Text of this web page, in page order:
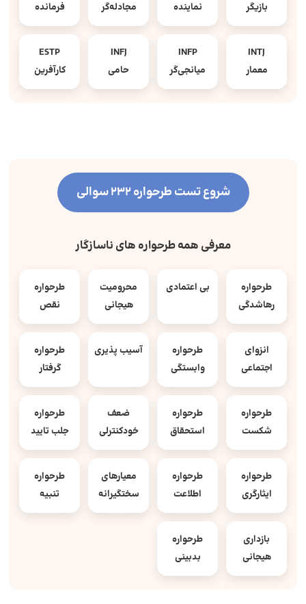
بازیگر
نماینده
مجادله‌گر
فرمانده
INTJ
معمار
INFP
میانجی‌گر
INFJ
حامی
ESTP
کارآفرین
شروع تست طرحواره 232 سوالی
معرفی همه طرحواره های ناسازگار
طرحواره
رهاشدگی
بی اعتمادی
محرومیت
هیجانی
طرحواره
نقص
انزوای
اجتماعی
طرحواره
وابستگی
آسیب پذیری
طرحواره
گرفتار
طرحواره
شکست
طرحواره
استحقاق
ضعف
خودکنترلی
طرحواره
جلب تایید
طرحواره
ایثارگری
طرحواره
اطلاعت
معیارهای
سختگیرانه
طرحواره
تنبیه
بازداری
هیجانی
طرحواره
بدبینی